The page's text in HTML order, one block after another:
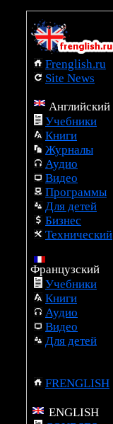
Frenglish.ru
Site News
Английский
Учебники
Книги
Журналы
Аудио
Видео
Программы
Для детей
Бизнес
Технический
Французский
Учебники
Книги
Аудио
Видео
Для детей
FRENGLISH
ENGLISH